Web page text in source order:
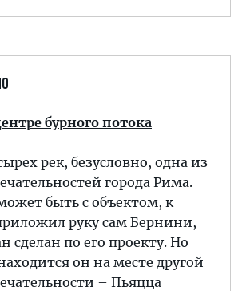
бурного потока
рек, безусловно, одна из
города Рима.
быть с объектом, к
руку сам Бернини,
сделан по его проекту. Но
он на месте другой
– Пьяцца